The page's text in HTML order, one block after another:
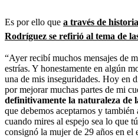
Es por ello que a través de
Rodríguez se refirió al tema de
“Ayer recibí muchos mensajes de
estrías. Y honestamente en algún
una de mis inseguridades. Hoy en
por mejorar muchas partes de mi
definitivamente la naturaleza de
que debemos aceptarnos y
cuando mires al espejo sea lo que
consignó la mujer de 29 años en el